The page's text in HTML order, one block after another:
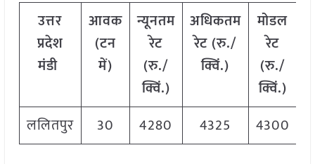
उत्तर
प्रदेश
मंडी
आवक
(टन
में)
न्यूनतम
रेट
(रु./
क्विं.)
अधिकतम
रेट (रु./
क्विं.)
मोडल
रेट
(रु./
क्विं.)
ललितपुर
30 4280 4325 4300